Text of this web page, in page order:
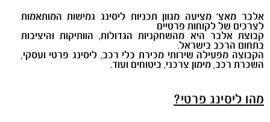
אלבר מאצ' מציעה מגוון תכניות ליסינג גמישות המותאמות
לצרכים של לקוחות פרטיים
קבוצת אלבר היא מהשחקניות הגדולות, הוותיקות והיציבות
בתחום הרכב בישראל.
הקבוצה מפעילה שירותי מכירת כלי רכב, ליסינג פרטי ועסקי,
השכרת רכב, מימון צרכני, ביטוחים ועוד.
מהו ליסינג פרטי?